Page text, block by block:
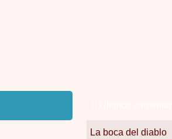
La boca del diablo